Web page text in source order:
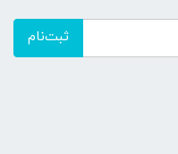
ثبت‌نام